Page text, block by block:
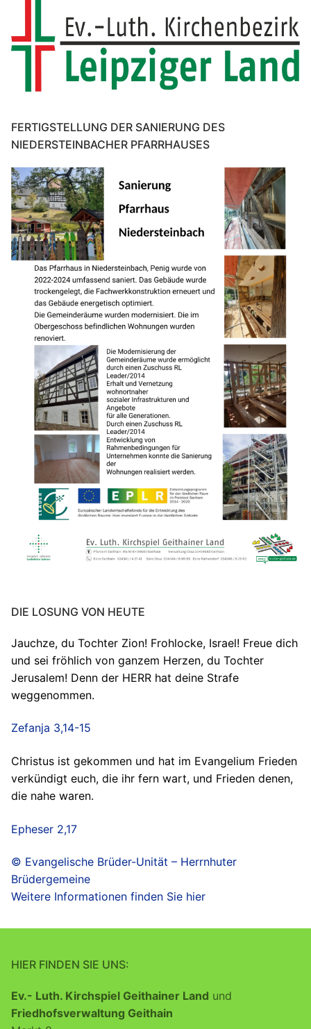
FERTIGSTELLUNG DER SANIERUNG DES
NIEDERSTEINBACHER PFARRHAUSES
DIE LOSUNG VON HEUTE
Jauchze, du Tochter Zion! Frohlocke, Israel! Freue dich
und sei fröhlich von ganzem Herzen, du Tochter
Jerusalem! Denn der HERR hat deine Strafe
weggenommen.
Zefanja 3,14-15
Christus ist gekommen und hat im Evangelium Frieden
verkündigt euch, die ihr fern wart, und Frieden denen,
die nahe waren.
Epheser 2,17
© Evangelische Brüder-Unität – Herrnhuter
Brüdergemeine
Weitere Informationen finden Sie hier
HIER FINDEN SIE UNS:
Ev.- Luth. Kirchspiel Geithainer Land und
Friedhofsverwaltung Geithain